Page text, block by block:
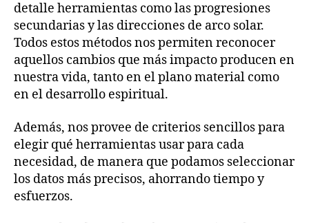
detalle herramientas como las progresiones
secundarias y las direcciones de arco solar.
Todos estos métodos nos permiten reconocer
aquellos cambios que más impacto producen en
nuestra vida, tanto en el plano material como
en el desarrollo espiritual.
Además, nos provee de criterios sencillos para
elegir qué herramientas usar para cada
necesidad, de manera que podamos seleccionar
los datos más precisos, ahorrando tiempo y
esfuerzos.